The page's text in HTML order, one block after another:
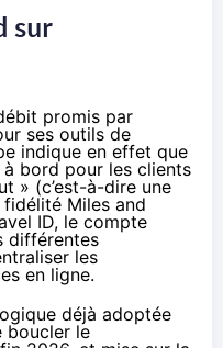
sur
promis par
ses outils de
indique en effet que
à bord pour les clients
» (c’est-à-dire une
Miles and
ID, le compte
différentes
les
en ligne.
déjà adoptée
boucler le